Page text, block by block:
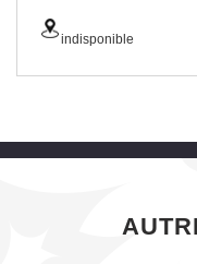
indisponible